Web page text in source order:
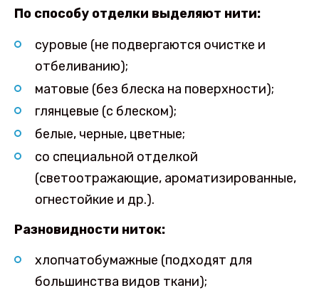
По способу отделки выделяют нити:
суровые (не подвергаются очистке и
отбеливанию);
матовые (без блеска на поверхности);
глянцевые (с блеском);
белые, черные, цветные;
со специальной отделкой
(светоотражающие, ароматизированные,
огнестойкие и др.).
Разновидности ниток:
хлопчатобумажные (подходят для
большинства видов ткани);